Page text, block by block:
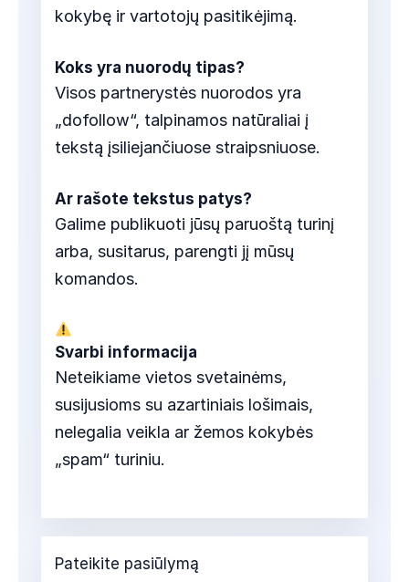
kokybę ir vartotojų pasitikėjimą.
Koks yra nuorodų tipas?
Visos partnerystės nuorodos yra
„dofollow“, talpinamos natūraliai į
tekstą įsiliejančiuose straipsniuose.
Ar rašote tekstus patys?
Galime publikuoti jūsų paruoštą turinį
arba, susitarus, parengti jį mūsų
komandos.
Svarbi informacija
Neteikiame vietos svetainėms,
susijusioms su azartiniais lošimais,
nelegalia veikla ar žemos kokybės
„spam“ turiniu.
Pateikite pasiūlymą